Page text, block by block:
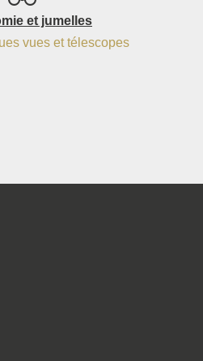
et jumelles
vues et télescopes